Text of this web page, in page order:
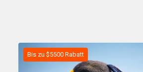
Bis zu $5500 Rabatt